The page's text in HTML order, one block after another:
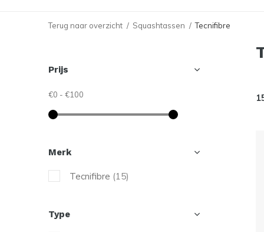
Terug naar overzicht Squashtassen Tecnifibre
Prijs
€0 - €100
Merk
Tecnifibre (15)
Type